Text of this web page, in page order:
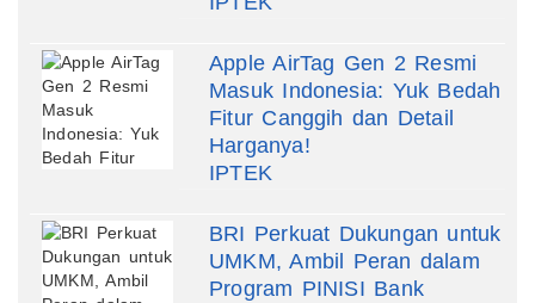
Apple AirTag Gen 2 Resmi
Masuk Indonesia: Yuk Bedah
Fitur Canggih dan Detail
Harganya!
IPTEK
BRI Perkuat Dukungan untuk
UMKM, Ambil Peran dalam
Program PINISI Bank